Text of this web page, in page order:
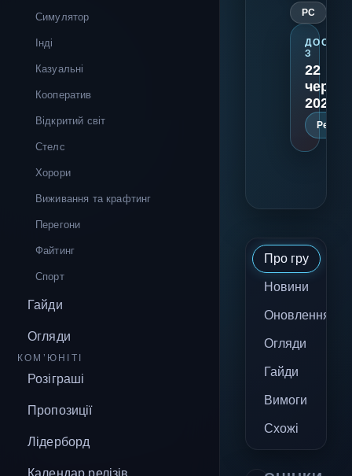
Симулятор
Інді
Казуальні
Кооператив
Відкритий світ
Стелс
Хорори
Виживання та крафтинг
Перегони
Файтинг
Спорт
Гайди
Огляди
КОМ’ЮНІТІ
Розіграші
Пропозиції
Лідерборд
Календар релізів
PC
З
22
2023
Реліз
Про гру
Новини
Оновлення
Огляди
Гайди
Вимоги
Схожі